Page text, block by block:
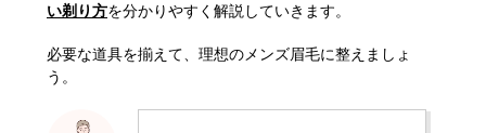
い剃り方を分かりやすく解説していきます。
必要な道具を揃えて、理想のメンズ眉毛に整えましょ
う。